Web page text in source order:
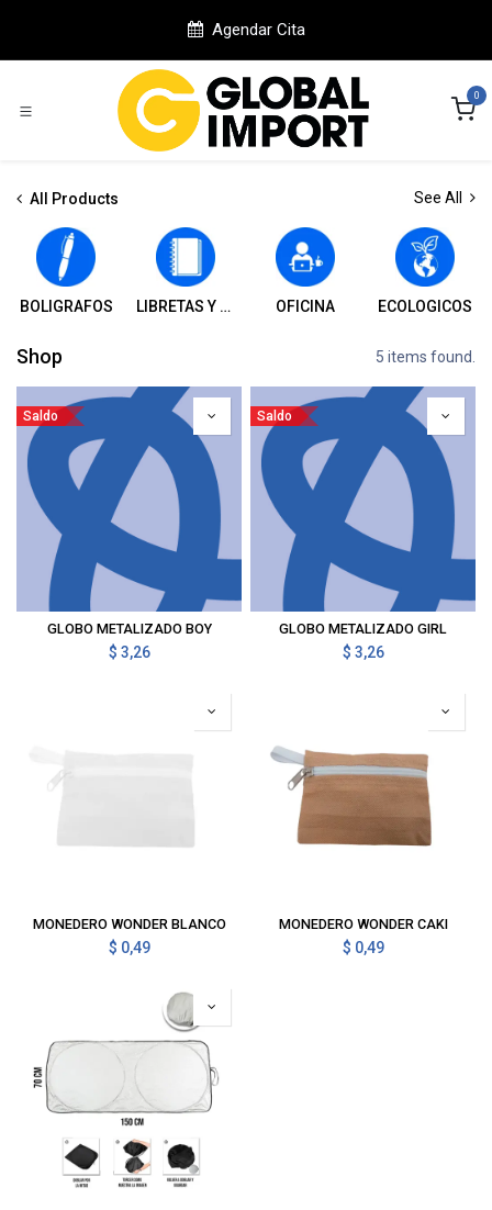
Agendar Cita
0
All Products See All
BOLIGRAFOS LIBRETAS Y CUADERNOS OFICINA ECOLOGICOS
Shop 5 items found.
Saldo
GLOBO METALIZADO BOY
$ 3,26
Saldo
GLOBO METALIZADO GIRL
$ 3,26
MONEDERO WONDER BLANCO
$ 0,49
MONEDERO WONDER CAKI
$ 0,49